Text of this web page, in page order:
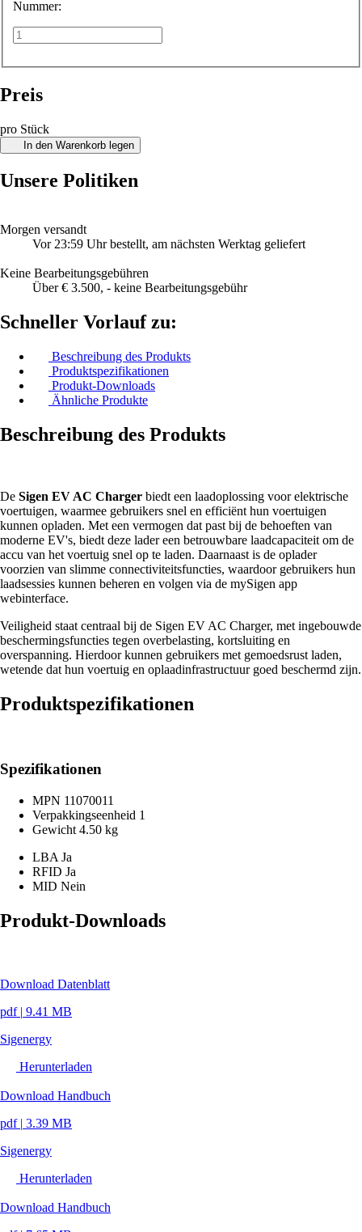
Nummer:
Preis
pro Stück
In den Warenkorb legen
Unsere Politiken
Morgen versandt
Vor 23:59 Uhr bestellt, am nächsten Werktag geliefert
Keine Bearbeitungsgebühren
Über € 3.500, - keine Bearbeitungsgebühr
Schneller Vorlauf zu:
Beschreibung des Produkts
Produktspezifikationen
Produkt-Downloads
Ähnliche Produkte
Beschreibung des Produkts
De Sigen EV AC Charger biedt een laadoplossing voor elektrische
voertuigen, waarmee gebruikers snel en efficiënt hun voertuigen
kunnen opladen. Met een vermogen dat past bij de behoeften van
moderne EV's, biedt deze lader een betrouwbare laadcapaciteit om de
accu van het voertuig snel op te laden. Daarnaast is de oplader
voorzien van slimme connectiviteitsfuncties, waardoor gebruikers hun
laadsessies kunnen beheren en volgen via de mySigen app
webinterface.
Veiligheid staat centraal bij de Sigen EV AC Charger, met ingebouwde
beschermingsfuncties tegen overbelasting, kortsluiting en
overspanning. Hierdoor kunnen gebruikers met gemoedsrust laden,
wetende dat hun voertuig en oplaadinfrastructuur goed beschermd zijn.
Produktspezifikationen
Spezifikationen
MPN 11070011
Verpakkingseenheid 1
Gewicht 4.50 kg
LBA Ja
RFID Ja
MID Nein
Produkt-Downloads
Download Datenblatt
pdf | 9.41 MB
Sigenergy
Herunterladen
Download Handbuch
pdf | 3.39 MB
Sigenergy
Herunterladen
Download Handbuch